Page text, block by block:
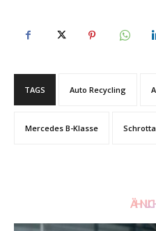
TAGS Auto Recycling
Mercedes B-Klasse